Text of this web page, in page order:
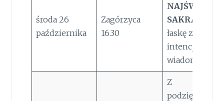
środa 26
października
Zagórzyca
16.30
łaskę zdrowia
intencji Bogu
wiadomej
Z